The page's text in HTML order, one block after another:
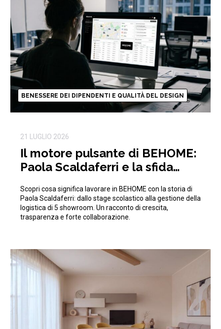
BENESSERE DEI DIPENDENTI E QUALITÀ DEL DESIGN
21 LUGLIO 2026
Il motore pulsante di BEHOME:
Paola Scaldaferri e la sfida
Scopri cosa significa lavorare in BEHOME con la storia di
Paola Scaldaferri: dallo stage scolastico alla gestione della
logistica di 5 showroom. Un racconto di crescita,
trasparenza e forte collaborazione.